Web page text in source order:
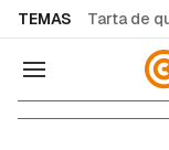
TEMAS Tarta de
Navegación